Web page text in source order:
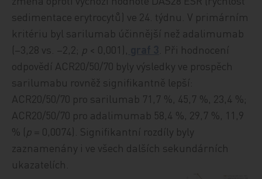
sedimentace erytrocytů) ve 24. týdnu. V primárním
kritériu byl sarilumab účinnější než adalimumab
(–3,28 vs. –2,2; p < 0,001),
. Při hodnocení
odpovědí ACR20/50/70 byly výsledky ve prospěch
sarilumabu rovněž signifikantně lepší:
ACR20/50/70 pro sarilumab 71,7 %, 45,7 %, 23,4 %;
ACR20/50/70 pro adalimumab 58,4 %, 29,7 %, 11,9
% (p = 0,0074). Signifikantní rozdíly byly
zaznamenány i ve všech dalších sekundárních
ukazatelích.